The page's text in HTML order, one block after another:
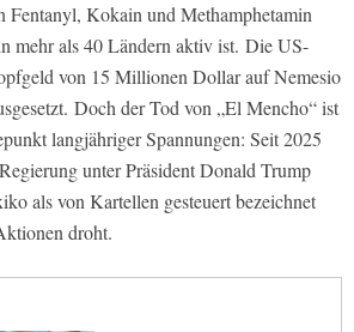
Fentanyl, Kokain und Methamphetamin
mehr als 40 Ländern aktiv ist. Die US-
von 15 Millionen Dollar auf Nemesio
Doch der Tod von „El Mencho“ ist
langjähriger Spannungen: Seit 2025
unter Präsident Donald Trump
als von Kartellen gesteuert bezeichnet
droht.